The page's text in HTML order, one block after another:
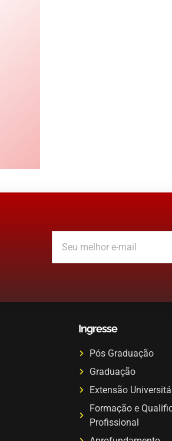
Ingresse
Pós Graduação
Graduação
Extensão
Formação e
Profissional